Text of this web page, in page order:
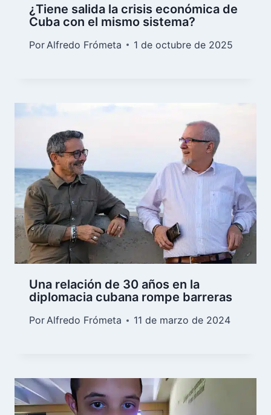
¿Tiene salida la crisis económica de
Cuba con el mismo sistema?
Por Alfredo Frómeta 1 de octubre de 2025
Una relación de 30 años en la
diplomacia cubana rompe barreras
PorAlfredo Frómeta 11 de marzo de 2024